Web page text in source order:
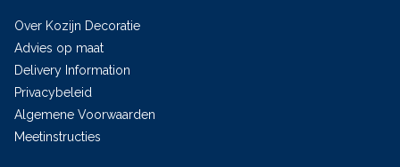
Over Kozijn Decoratie
Advies op maat
Delivery Information
Privacybeleid
Algemene Voorwaarden
Meetinstructies